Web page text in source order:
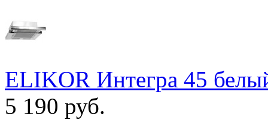
ELIKOR Интегра 45
5 190 руб.